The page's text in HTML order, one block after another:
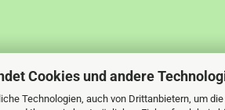
Cookies und andere
Technologien, auch von Drittanbietern, um